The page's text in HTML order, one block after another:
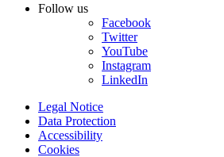
Follow us
Facebook
Twitter
YouTube
Instagram
LinkedIn
Legal Notice
Data Protection
Accessibility
Cookies